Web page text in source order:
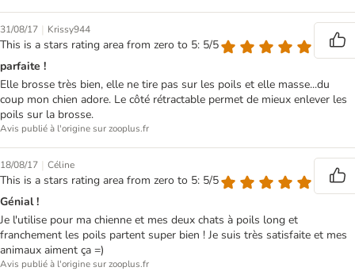
31/08/17 | Krissy944
This is a stars rating area from zero to 5: 5/5
parfaite !
Elle brosse très bien, elle ne tire pas sur les poils et elle masse...du
coup mon chien adore. Le côté rétractable permet de mieux enlever les
poils sur la brosse.
Avis publié à l'origine sur zooplus.fr
18/08/17 | Céline
This is a stars rating area from zero to 5: 5/5
Génial !
Je l'utilise pour ma chienne et mes deux chats à poils long et
franchement les poils partent super bien ! Je suis très satisfaite et mes
animaux aiment ça =)
Avis publié à l'origine sur zooplus.fr